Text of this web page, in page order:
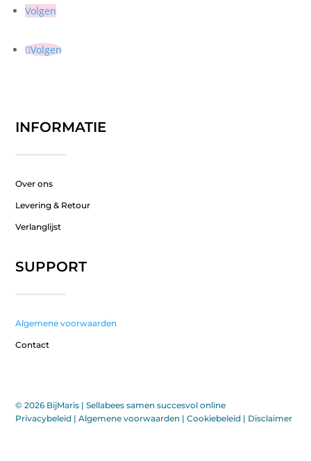
Volgen
Volgen
INFORMATIE
Over ons
Levering & Retour
Verlanglijst
SUPPORT
Algemene voorwaarden
Contact
© 2026 BijMaris |Sellabees samen succesvol online
Privacybeleid |Algemene voorwaarden |Cookiebeleid | Disclaimer